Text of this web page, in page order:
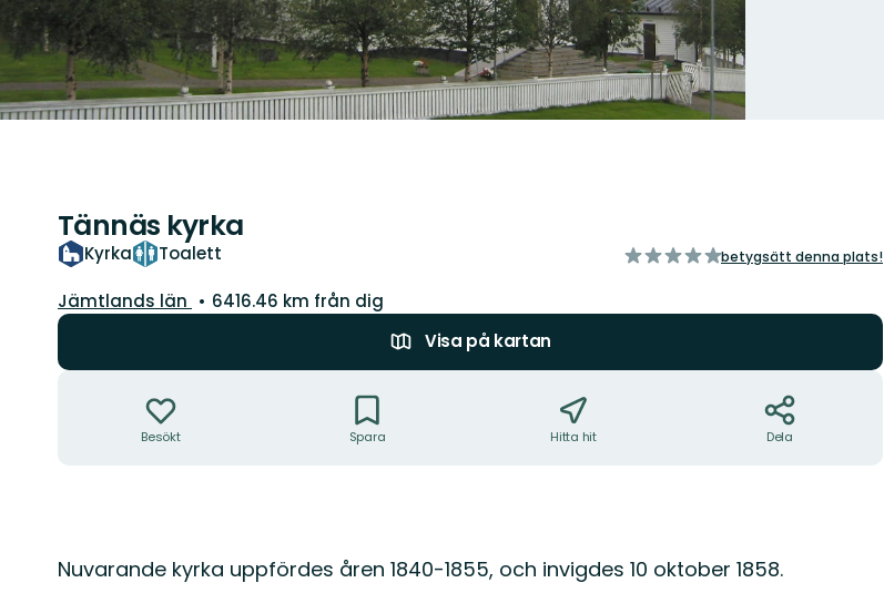
Tännäs kyrka
Kyrka Toalett
av
betygsätt denna plats!
Län:
Jämtlands län
6416.46 km från dig
Visa på kartan
Besökt Spara Hitta hit Dela
Beskrivning
Nuvarande kyrka uppfördes åren 1840-1855, och invigdes 10 oktober 1858.